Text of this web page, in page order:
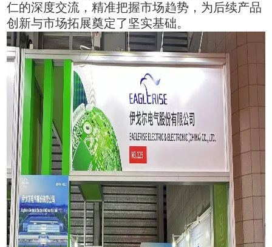
仁的深度交流，精准把握市场趋势，为后续产品
创新与市场拓展奠定了坚实基础。